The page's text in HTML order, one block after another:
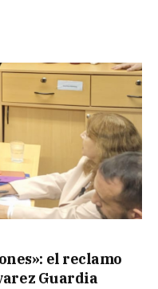
el reclamo
Guardia